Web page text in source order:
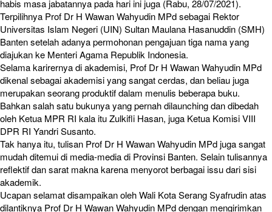
habis masa jabatannya pada hari ini juga (Rabu, 28/07/2021).
Terpilihnya Prof Dr H Wawan Wahyudin MPd sebagai Rektor
Universitas Islam Negeri (UIN) Sultan Maulana Hasanuddin (SMH)
Banten setelah adanya permohonan pengajuan tiga nama yang
diajukan ke Menteri Agama Republik Indonesia.
Selama karirernya di akademisi, Prof Dr H Wawan Wahyudin MPd
dikenal sebagai akademisi yang sangat cerdas, dan beliau juga
merupakan seorang produktif dalam menulis beberapa buku.
Bahkan salah satu bukunya yang pernah dilaunching dan dibedah
oleh Ketua MPR RI kala itu Zulkifli Hasan, juga Ketua Komisi VIII
DPR RI Yandri Susanto.
Tak hanya itu, tulisan Prof Dr H Wawan Wahyudin MPd juga sangat
mudah ditemui di media-media di Provinsi Banten. Selain tulisannya
reflektif dan sarat makna karena menyorot berbagai issu dari sisi
akademik.
Ucapan selamat disampaikan oleh Wali Kota Serang Syafrudin atas
dilantiknya Prof Dr H Wawan Wahyudin MPd dengan mengirimkan